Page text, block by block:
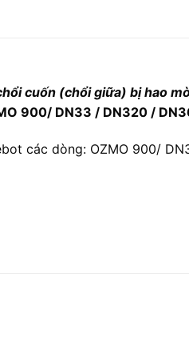
cuốn (chổi giữa) bị hao
900/ DN33 / DN320 /
các dòng: OZMO 900/